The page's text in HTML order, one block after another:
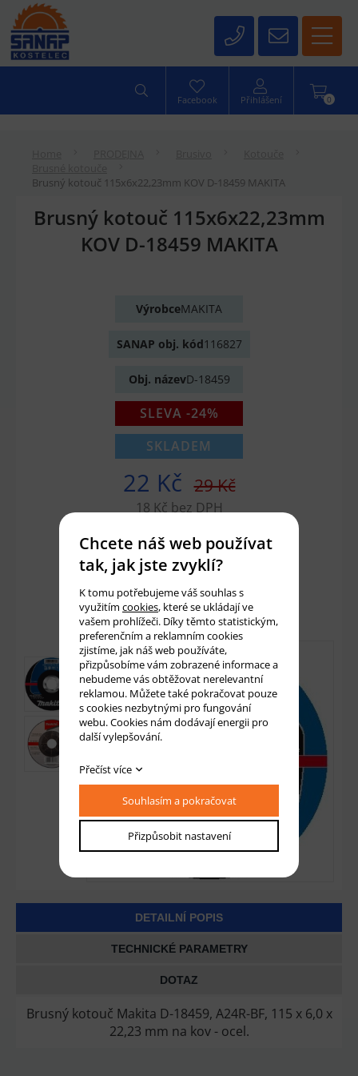
0
Facebook Přihlášení
Brusný kotouč 115x6x22,23mm KOV D-18459 MAKITA
Brusný kotouč 115x6x22,23mm
KOV D-18459 MAKITA
VýrobceMAKITA
SANAP obj. kód116827
Obj. názevD-18459
SLEVA -24%
SKLADEM
22 Kč 29 Kč
18 Kč bez DPH
Množství: ks
Přidat do košíku
DETAILNÍ POPIS
TECHNICKÉ PARAMETRY
DOTAZ
Brusný kotouč Makita D-18459, A24R-BF, 115 x 6,0 x
22,23 mm na kov - ocel.
Chcete náš web používat
tak, jak jste zvyklí?
K tomu potřebujeme váš souhlas s
využitím cookies, které se ukládají ve
vašem prohlížeči. Díky těmto statistickým,
preferenčním a reklamním cookies
zjistíme, jak náš web používáte,
přizpůsobíme vám zobrazené informace a
nebudeme vás obtěžovat nerelevantní
reklamou. Můžete také pokračovat pouze
s cookies nezbytnými pro fungování
webu. Cookies nám dodávají energii pro
další vylepšování.
Přečíst více
Souhlasím a pokračovat
Přizpůsobit nastavení